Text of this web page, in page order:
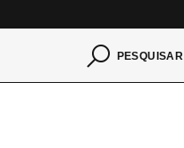
PESQUISAR